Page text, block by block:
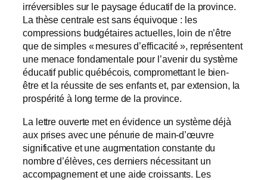
irréversibles sur le paysage éducatif de la province.
La thèse centrale est sans équivoque : les
compressions budgétaires actuelles, loin de n’être
que de simples « mesures d’efficacité », représentent
une menace fondamentale pour l’avenir du système
éducatif public québécois, compromettant le bien-
être et la réussite de ses enfants et, par extension, la
prospérité à long terme de la province.
La lettre ouverte met en évidence un système déjà
aux prises avec une pénurie de main-d’œuvre
significative et une augmentation constante du
nombre d’élèves, ces derniers nécessitant un
accompagnement et une aide croissants. Les